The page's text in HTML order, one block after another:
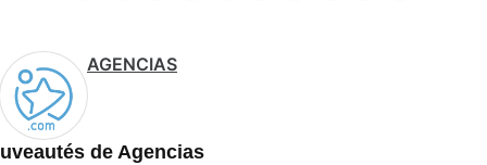
AGENCIAS
de Agencias